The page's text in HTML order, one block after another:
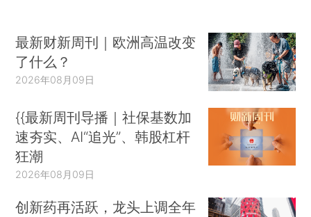
最新财新周刊｜欧洲高温改变
了什么？
2026年08月09日
{{最新周刊导播｜社保基数加
速夯实、AI“追光”、韩股杠杆
狂潮
2026年08月09日
创新药再活跃，龙头上调全年